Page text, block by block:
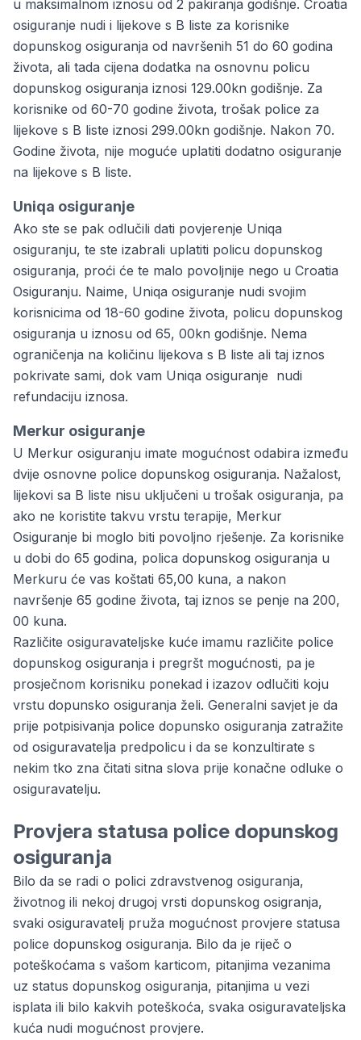
u maksimalnom iznosu od 2 pakiranja godišnje. Croatia
osiguranje nudi i lijekove s B liste za korisnike
dopunskog osiguranja od navršenih 51 do 60 godina
života, ali tada cijena dodatka na osnovnu policu
dopunskog osiguranja iznosi 129.00kn godišnje. Za
korisnike od 60-70 godine života, trošak police za
lijekove s B liste iznosi 299.00kn godišnje. Nakon 70.
Godine života, nije moguće uplatiti dodatno osiguranje
na lijekove s B liste.
Uniqa osiguranje
Ako ste se pak odlučili dati povjerenje Uniqa
osiguranju, te ste izabrali uplatiti policu dopunskog
osiguranja, proći će te malo povoljnije nego u Croatia
Osiguranju. Naime, Uniqa osiguranje nudi svojim
korisnicima od 18-60 godine života, policu dopunskog
osiguranja u iznosu od 65, 00kn godišnje. Nema
ograničenja na količinu lijekova s B liste ali taj iznos
pokrivate sami, dok vam Uniqa osiguranje nudi
refundaciju iznosa.
Merkur osiguranje
U Merkur osiguranju imate mogućnost odabira između
dvije osnovne police dopunskog osiguranja. Nažalost,
lijekovi sa B liste nisu uključeni u trošak osiguranja, pa
ako ne koristite takvu vrstu terapije, Merkur
Osiguranje bi moglo biti povoljno rješenje. Za korisnike
u dobi do 65 godina, polica dopunskog osiguranja u
Merkuru će vas koštati 65,00 kuna, a nakon
navršenje 65 godine života, taj iznos se penje na 200,
00 kuna.
Različite osiguravateljske kuće imamu različite police
dopunskog osiguranja i pregršt mogućnosti, pa je
prosječnom korisniku ponekad i izazov odlučiti koju
vrstu dopunsko osiguranja želi. Generalni savjet je da
prije potpisivanja police dopunsko osiguranja zatražite
od osiguravatelja predpolicu i da se konzultirate s
nekim tko zna čitati sitna slova prije konačne odluke o
osiguravatelju.
Provjera statusa police dopunskog
osiguranja
Bilo da se radi o polici zdravstvenog osiguranja,
životnog ili nekoj drugoj vrsti dopunskog osigranja,
svaki osiguravatelj pruža mogućnost provjere statusa
police dopunskog osiguranja. Bilo da je riječ o
poteškoćama s vašom karticom, pitanjima vezanima
uz status dopunskog osiguranja, pitanjima u vezi
isplata ili bilo kakvih poteškoća, svaka osiguravateljska
kuća nudi mogućnost provjere.